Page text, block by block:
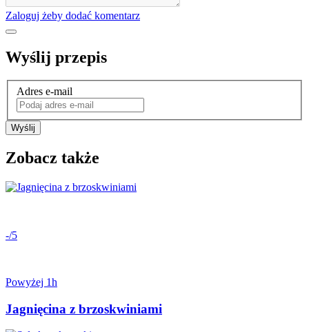
Zaloguj żeby dodać komentarz
Wyślij przepis
Adres e-mail
Wyślij
Zobacz także
-/5
Powyżej 1h
Jagnięcina z brzoskwiniami